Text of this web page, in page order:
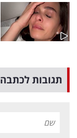
תגובות לכתבה